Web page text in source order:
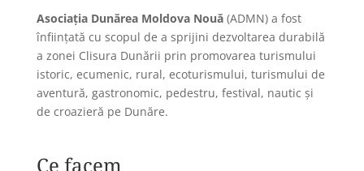
Asociaţia Dunărea Moldova Nouă(ADMN) a fost
înfiinţată cu scopul de a sprijini dezvoltarea durabilă
a zonei Clisura Dunării prin promovarea turismului
istoric, ecumenic, rural, ecoturismului, turismului de
aventură, gastronomic, pedestru, festival, nautic și
de croazieră pe Dunăre.
Ce facem